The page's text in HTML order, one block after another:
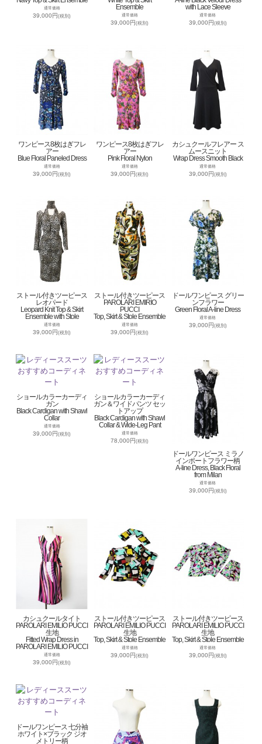
通常価格
39,000円(税別)
Ensemble
通常価格
39,000円(税別)
with Lace Sleeve
通常価格
39,000円(税別)
ワンピース8枚はぎフレ
アー
Blue Floral Paneled Dress
通常価格
39,000円(税別)
ワンピース8枚はぎフレ
アー
Pink Floral Nylon
通常価格
39,000円(税別)
カシュクールフレアー ス
ムースニット
Wrap Dress Smooth Black
通常価格
39,000円(税別)
ストール付きツーピース
レオパード
Leopard Knit Top & Skirt
Ensemble with Stole
通常価格
39,000円(税別)
ストール付きツーピース
PAROLARI EMIRIO
PUCCI
Top, Skirt & Stole Ensemble
通常価格
39,000円(税別)
ドールワンピース グリー
ンフラワー
Green Floral A-line Dress
通常価格
39,000円(税別)
ショールカラーカーディ
ガン
Black Cardigan with Shawl
Collar
通常価格
39,000円(税別)
ショールカラーカーディ
ガン＆ワイドパンツ セッ
トアップ
Black Cardigan with Shawl
Collar & Wide-Leg Pant
通常価格
78,000円(税別)
ドールワンピース ミラノ
インポートフラワー柄
A-line Dress, Black Floral
from Milan
通常価格
39,000円(税別)
カシュクールタイト
PAROLARI EMILIO PUCCI
生地
Fitted Wrap Dress in
PAROLARI EMILIO PUCCI
通常価格
39,000円(税別)
ストール付きツーピース
PAROLARI EMILIO PUCCI
生地
Top, Skirt & Stole Ensemble
通常価格
39,000円(税別)
ストール付きツーピース
PAROLARI EMILIO PUCCI
生地
Top, Skirt & Stole Ensemble
通常価格
39,000円(税別)
ドールワンピース 七分袖
ホワイト×ブラック ジオ
メトリー柄